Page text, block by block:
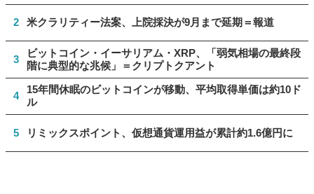
2 米クラリティー法案、上院採決が9月まで延期＝報道
3
ビットコイン・イーサリアム・XRP、「弱気相場の最終段
階に典型的な兆候」＝クリプトクアント
4
15年間休眠のビットコインが移動、平均取得単価は約10ド
ル
5 リミックスポイント、仮想通貨運用益が累計約1.6億円に